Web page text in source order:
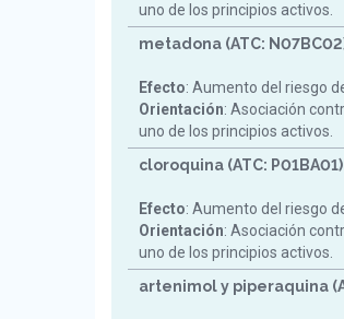
uno de los principios activos.
metadona (ATC:
Efecto: Aumento del riesgo
Orientación: Asociación
uno de los principios activos.
cloroquina (ATC: P01BA01)
Efecto: Aumento del riesgo
Orientación: Asociación
uno de los principios activos.
artenimol y piperaquina